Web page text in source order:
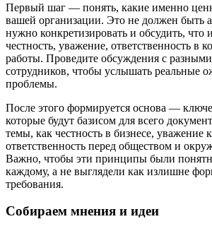
Первый шаг — понять, какие именно
вашей организации. Это не должен быть
нужно конкретизировать и обсудить, что
честность, уважение, ответственность в
работы. Проведите обсуждения с
сотрудников, чтобы услышать реальные
проблемы.
После этого формируется основа —
которые будут базисом для всего
темы, как честность в бизнесе, уважение
ответственность перед обществом и
Важно, чтобы эти принципы были
каждому, а не выглядели как излишне
требования.
Собираем мнения и идеи